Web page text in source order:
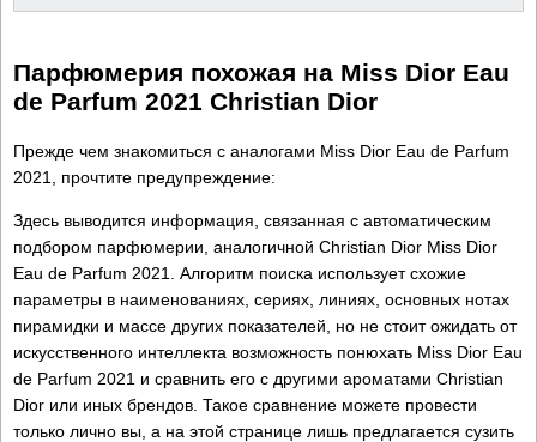
Парфюмерия похожая на Miss Dior Eau
de Parfum 2021 Christian Dior
Прежде чем знакомиться с аналогами Miss Dior Eau de Parfum
2021, прочтите предупреждение:
Здесь выводится информация, связанная с автоматическим
подбором парфюмерии, аналогичной Christian Dior Miss Dior
Eau de Parfum 2021. Алгоритм поиска использует схожие
параметры в наименованиях, сериях, линиях, основных нотах
пирамидки и массе других показателей, но не стоит ожидать от
искусственного интеллекта возможность понюхать Miss Dior Eau
de Parfum 2021 и сравнить его с другими ароматами Christian
Dior или иных брендов. Такое сравнение можете провести
только лично вы, а на этой странице лишь предлагается сузить